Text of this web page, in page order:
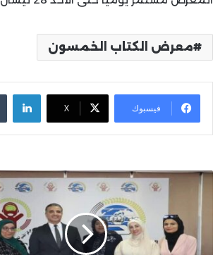
معرض الكتاب الخمسون
فيسبوك X